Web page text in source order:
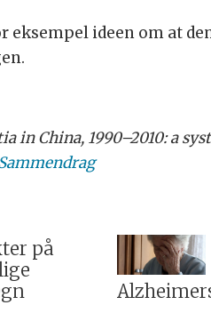
ideen om at
in China, 1990–2010: a
på